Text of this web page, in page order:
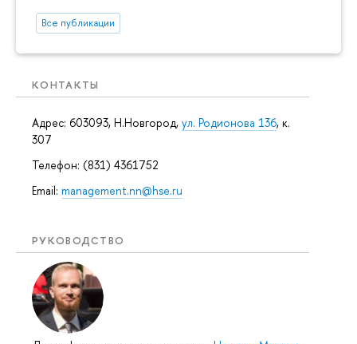
Все публикации
КОНТАКТЫ
Адрес: 603093, Н.Новгород, ул. Родионова 136, к.
307
Телефон: (831) 4361752
Email: management.nn@hse.ru
РУКОВОДСТВО